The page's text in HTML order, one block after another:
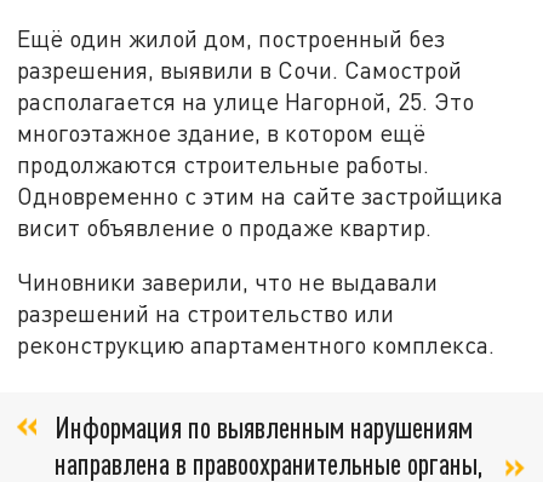
Ещё один жилой дом, построенный без
разрешения, выявили в Сочи. Самострой
располагается на улице Нагорной, 25. Это
многоэтажное здание, в котором ещё
продолжаются строительные работы.
Одновременно с этим на сайте застройщика
висит объявление о продаже квартир.
Чиновники заверили, что не выдавали
разрешений на строительство или
реконструкцию апартаментного комплекса.
Информация по выявленным нарушениям
направлена в правоохранительные органы,